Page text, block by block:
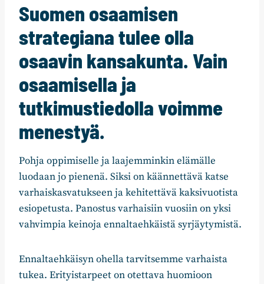
Suomen osaamisen
strategiana tulee olla
osaavin kansakunta. Vain
osaamisella ja
tutkimustiedolla voimme
menestyä.
Pohja oppimiselle ja laajemminkin elämälle
luodaan jo pienenä. Siksi on käännettävä katse
varhaiskasvatukseen ja kehitettävä kaksivuotista
esiopetusta. Panostus varhaisiin vuosiin on yksi
vahvimpia keinoja ennaltaehkäistä syrjäytymistä.
Ennaltaehkäisyn ohella tarvitsemme varhaista
tukea. Erityistarpeet on otettava huomioon